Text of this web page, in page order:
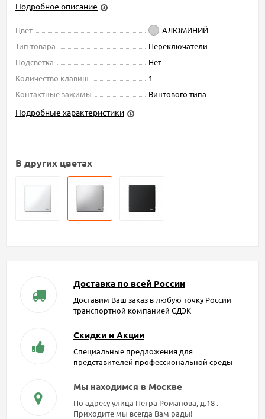
Подробное описание
Цвет
АЛЮМИНИЙ
Тип товара
Переключатели
Подсветка
Нет
Количество клавиш
1
Контактные зажимы
Винтового типа
Подробные характеристики
В других цветах
Доставка по всей России
Доставим Ваш заказ в любую точку России
транспортной компанией СДЭК
Скидки и Акции
Специальные предложения для
представителей профессиональной среды
Мы находимся в Москве
По адресу улица Петра Романова, д.18 .
Приходите мы всегда Вам рады!